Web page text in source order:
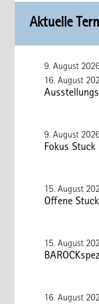
Aktuelle
9. August
16. August
9. August
Fokus Stuck
15. August
Offene
15. August
16. August